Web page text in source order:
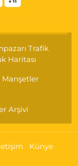
Trafik
Haritası
Manşetler
Arşivi
Künye